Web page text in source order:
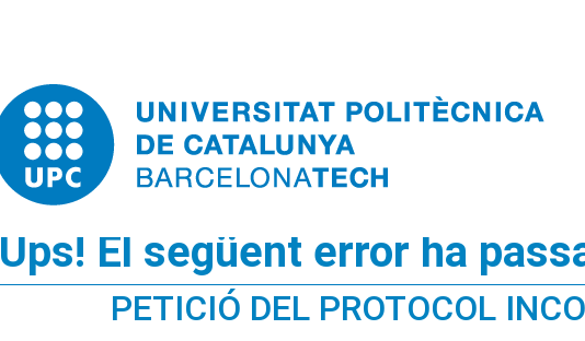
Ups! El següent error ha
PETICIÓ DEL PROTOCOL